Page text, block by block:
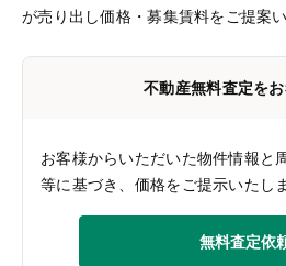
が売り出し価格・募集賃料をご提案い
不動産無料査定を
お客様からいただいた物件情報と
等に基づき、価格をご提示いたし
無料査定依